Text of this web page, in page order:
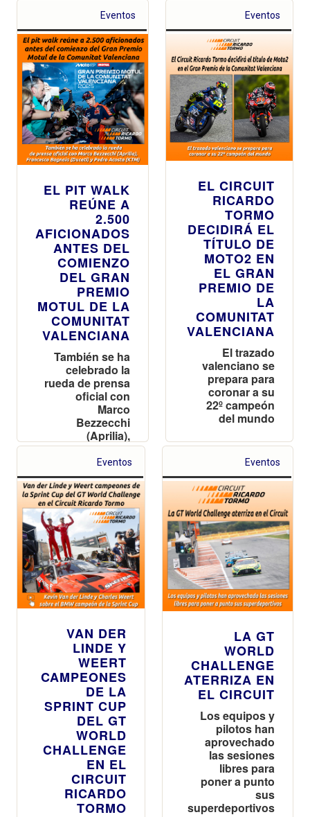
Eventos
EL PIT WALK
REÚNE A
2.500
AFICIONADOS
ANTES DEL
COMIENZO
DEL GRAN
PREMIO
MOTUL DE LA
COMUNITAT
VALENCIANA
También se ha
celebrado la
rueda de prensa
oficial con
Marco
Bezzecchi
(Aprilia),
Francesco
Bagnaia (Ducati)
y Pedro Acosta
(KTM)
Eventos
EL CIRCUIT
RICARDO
TORMO
DECIDIRÁ EL
TÍTULO DE
MOTO2 EN
EL GRAN
PREMIO DE
LA
COMUNITAT
VALENCIANA
El trazado
valenciano se
prepara para
coronar a su
22º campeón
del mundo
Eventos
VAN DER
LINDE Y
WEERT
CAMPEONES
DE LA
SPRINT CUP
DEL GT
WORLD
CHALLENGE
EN EL
CIRCUIT
RICARDO
TORMO
Eventos
LA GT
WORLD
CHALLENGE
ATERRIZA EN
EL CIRCUIT
Los equipos y
pilotos han
aprovechado
las sesiones
libres para
poner a punto
sus
superdeportivos